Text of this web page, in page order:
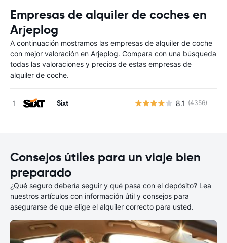
Empresas de alquiler de coches en
Arjeplog
A continuación mostramos las empresas de alquiler de coche
con mejor valoración en Arjeplog. Compara con una búsqueda
todas las valoraciones y precios de estas empresas de
alquiler de coche.
Sixt 8.1 (4356)
Consejos útiles para un viaje bien
preparado
¿Qué seguro debería seguir y qué pasa con el depósito? Lea
nuestros artículos con información útil y consejos para
asegurarse de que elige el alquiler correcto para usted.